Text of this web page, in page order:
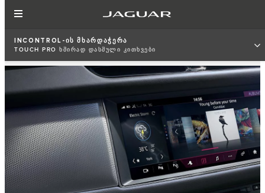
INCONTROL-ᲘᲡ ᲛᲮᲐᲠᲓᲐᲭᲔᲠᲐ
TOUCH PRO ᲮᲨᲘᲠᲐᲓ ᲓᲐᲡᲛᲣᲚᲘ ᲙᲘᲗᲮᲕᲔᲑᲘ